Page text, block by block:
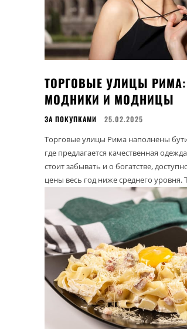
ТОРГОВЫЕ УЛИЦЫ
МОДНИКИ И МОДНИЦЫ
ЗА ПОКУПКАМИ 25.02.2025
Торговые улицы Рима наполнены
где предлагается качественная
стоит забывать и о богатстве,
цены весь год ниже среднего уровня.